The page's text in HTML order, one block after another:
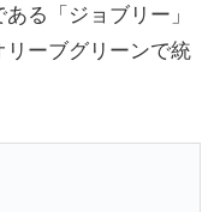
る「ジョブリー」
ーブグリーンで統